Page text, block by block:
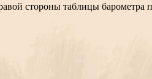
стороны таблицы